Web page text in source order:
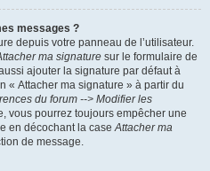
messages ?
depuis votre panneau de l’utilisateur.
ma signature sur le formulaire de
ajouter la signature par défaut à
« Attacher ma signature » à partir du
du forum --> Modifier les
vous pourrez toujours empêcher une
en décochant la caseAttacher ma
de message.